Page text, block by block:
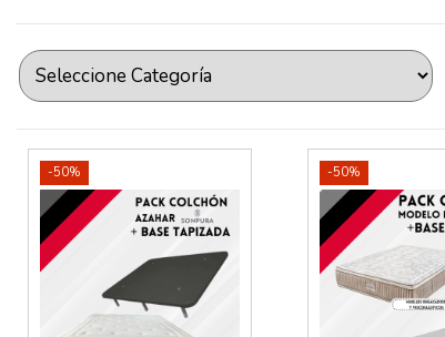
-50% -50%